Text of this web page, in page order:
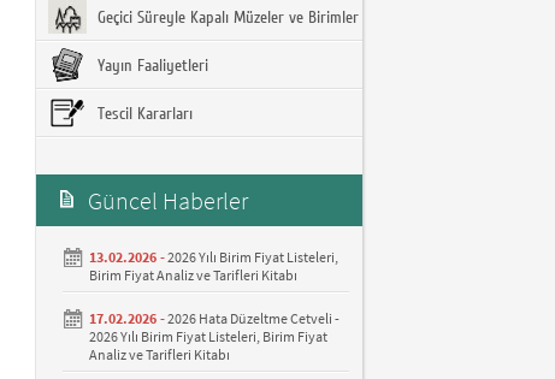
Geçici Süreyle Kapalı Müzeler ve Birimler
Yayın Faaliyetleri
Tescil Kararları
Güncel Haberler
13.02.2026 -2026 Yılı Birim Fiyat Listeleri,
Birim Fiyat Analiz ve Tarifleri Kitabı
17.02.2026 -2026 Hata Düzeltme Cetveli -
2026 Yılı Birim Fiyat Listeleri, Birim Fiyat
Analiz ve Tarifleri Kitabı